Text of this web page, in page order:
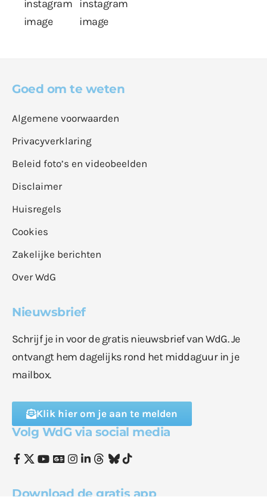
Goed om te weten
Algemene voorwaarden
Privacyverklaring
Beleid foto’s en videobeelden
Disclaimer
Huisregels
Cookies
Zakelijke berichten
Over WdG
Nieuwsbrief
Schrijf je in voor de gratis nieuwsbrief van WdG. Je
ontvangt hem dagelijks rond het middaguur in je
mailbox.
Klik hier om je aan te melden
Volg WdG via social media
Download de gratis app